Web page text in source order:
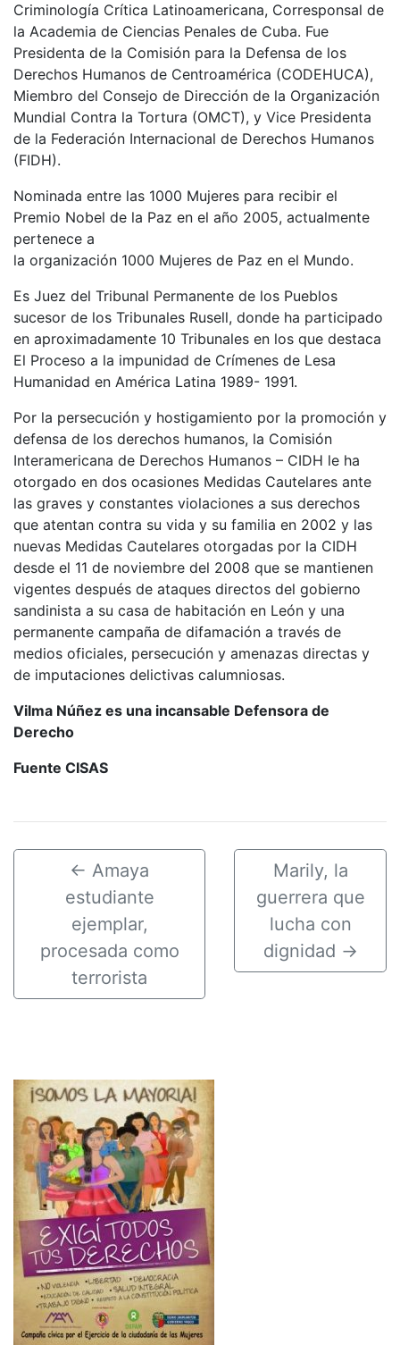
Criminología Crítica Latinoamericana, Corresponsal de
la Academia de Ciencias Penales de Cuba. Fue
Presidenta de la Comisión para la Defensa de los
Derechos Humanos de Centroamérica (CODEHUCA),
Miembro del Consejo de Dirección de la Organización
Mundial Contra la Tortura (OMCT), y Vice Presidenta
de la Federación Internacional de Derechos Humanos
(FIDH).
Nominada entre las 1000 Mujeres para recibir el
Premio Nobel de la Paz en el año 2005, actualmente
pertenece a
la organización 1000 Mujeres de Paz en el Mundo.
Es Juez del Tribunal Permanente de los Pueblos
sucesor de los Tribunales Rusell, donde ha participado
en aproximadamente 10 Tribunales en los que destaca
El Proceso a la impunidad de Crímenes de Lesa
Humanidad en América Latina 1989- 1991.
Por la persecución y hostigamiento por la promoción y
defensa de los derechos humanos, la Comisión
Interamericana de Derechos Humanos – CIDH le ha
otorgado en dos ocasiones Medidas Cautelares ante
las graves y constantes violaciones a sus derechos
que atentan contra su vida y su familia en 2002 y las
nuevas Medidas Cautelares otorgadas por la CIDH
desde el 11 de noviembre del 2008 que se mantienen
vigentes después de ataques directos del gobierno
sandinista a su casa de habitación en León y una
permanente campaña de difamación a través de
medios oficiales, persecución y amenazas directas y
de imputaciones delictivas calumniosas.
Vilma Núñez es una incansable Defensora de
Derecho
Fuente CISAS
← Amaya
estudiante
ejemplar,
procesada como
terrorista
Marily, la
guerrera que
lucha con
dignidad →